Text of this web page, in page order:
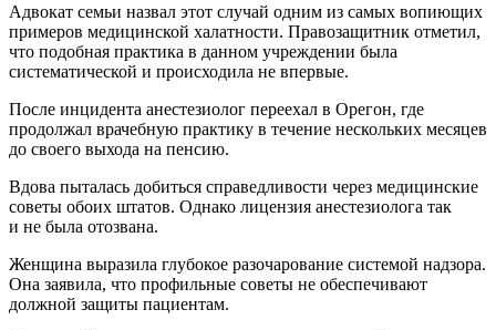
Адвокат семьи назвал этот случай одним из самых вопиющих
примеров медицинской халатности. Правозащитник отметил,
что подобная практика в данном учреждении была
систематической и происходила не впервые.
После инцидента анестезиолог переехал в Орегон, где
продолжал врачебную практику в течение нескольких месяцев
до своего выхода на пенсию.
Вдова пыталась добиться справедливости через медицинские
советы обоих штатов. Однако лицензия анестезиолога так
и не была отозвана.
Женщина выразила глубокое разочарование системой надзора.
Она заявила, что профильные советы не обеспечивают
должной защиты пациентам.